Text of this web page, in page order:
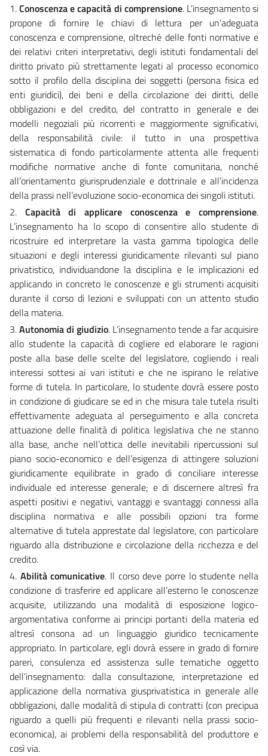
1.Conoscenza e capacità di comprensione. L’insegnamento si
propone di fornire le chiavi di lettura per un’adeguata
conoscenza e comprensione, oltreché delle fonti normative e
dei relativi criteri interpretativi, degli istituti fondamentali del
diritto privato più strettamente legati al processo economico
sotto il profilo della disciplina dei soggetti (persona fisica ed
enti giuridici), dei beni e della circolazione dei diritti, delle
obbligazioni e del credito, del contratto in generale e dei
modelli negoziali più ricorrenti e maggiormente significativi,
della responsabilità civile: il tutto in una prospettiva
sistematica di fondo particolarmente attenta alle frequenti
modifiche normative anche di fonte comunitaria, nonché
all’orientamento giurisprudenziale e dottrinale e all’incidenza
della prassi nell’evoluzione socio-economica dei singoli istituti.
2. Capacità di applicare conoscenza e comprensione.
L’insegnamento ha lo scopo di consentire allo studente di
ricostruire ed interpretare la vasta gamma tipologica delle
situazioni e degli interessi giuridicamente rilevanti sul piano
privatistico, individuandone la disciplina e le implicazioni ed
applicando in concreto le conoscenze e gli strumenti acquisiti
durante il corso di lezioni e sviluppati con un attento studio
della materia.
3.Autonomia di giudizio. L’insegnamento tende a far acquisire
allo studente la capacità di cogliere ed elaborare le ragioni
poste alla base delle scelte del legislatore, cogliendo i reali
interessi sottesi ai vari istituti e che ne ispirano le relative
forme di tutela. In particolare, lo studente dovrà essere posto
in condizione di giudicare se ed in che misura tale tutela risulti
effettivamente adeguata al perseguimento e alla concreta
attuazione delle finalità di politica legislativa che ne stanno
alla base, anche nell’ottica delle inevitabili ripercussioni sul
piano socio-economico e dell’esigenza di attingere soluzioni
giuridicamente equilibrate in grado di conciliare interesse
individuale ed interesse generale; e di discernere altresì fra
aspetti positivi e negativi, vantaggi e svantaggi connessi alla
disciplina normativa e alle possibili opzioni tra forme
alternative di tutela apprestate dal legislatore, con particolare
riguardo alla distribuzione e circolazione della ricchezza e del
credito.
4. Abilità comunicative. Il corso deve porre lo studente nella
condizione di trasferire ed applicare all’esterno le conoscenze
acquisite, utilizzando una modalità di esposizione logico-
argomentativa conforme ai principi portanti della materia ed
altresì consona ad un linguaggio giuridico tecnicamente
appropriato. In particolare, egli dovrà essere in grado di fornire
pareri, consulenza ed assistenza sulle tematiche oggetto
dell’insegnamento: dalla consultazione, interpretazione ed
applicazione della normativa giusprivatistica in generale alle
obbligazioni, dalle modalità di stipula di contratti (con precipua
riguardo a quelli più frequenti e rilevanti nella prassi socio-
economica), ai problemi della responsabilità del produttore e
così via.